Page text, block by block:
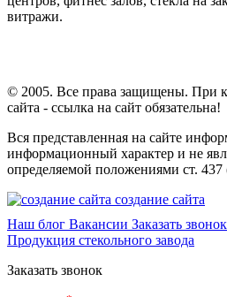
витражи.
© 2005. Все права защищены. При
сайта - ссылка на сайт обязательна!
Вся представленная на сайте
информационный характер и не
определяемой положениями ст.
создание сайта
Наш блог Вакансии Заказать звонок
Продукция стекольного завода
Заказать звонок